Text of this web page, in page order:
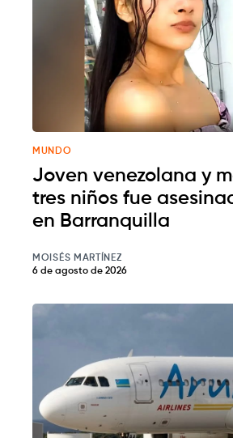
MUNDO
Joven venezolana y
tres niños fue
en Barranquilla
MOISÉS MARTÍNEZ
6 de agosto de 2026